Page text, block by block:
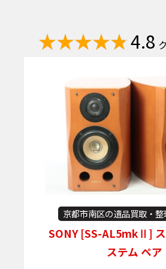
4.8
京都市南区の遺品買取・
SONY [SS-AL5mkⅡ]
ステム ペア